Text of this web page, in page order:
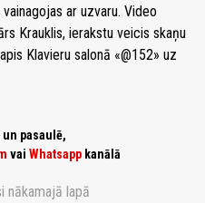
ar uzvaru. Video
Krauklis, ierakstu veicis skaņu
Klavieru salonā «@152» uz
pasaulē,
vai Whatsapp kanālā
nākamajā lapā